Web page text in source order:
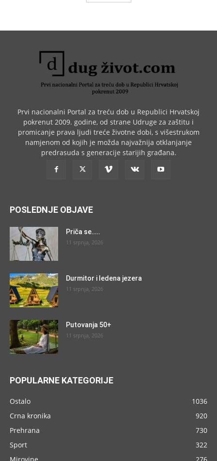
Prvi nacionalni Portal za treću dob u Republici Hrvatskoj
pokrenut 2009. godine, od strane Udruge za zaštitu i
promicanje prava ljudi treće životne dobi, s višestrukom
namjenom od kojih je možda najvažnija otklanjanje
predrasuda s generacije starijih građana.
POSLEDNJE OBJAVE
Priča se…..
11 srpnja, 2026
Durmitor i ledena jezera
11 srpnja, 2026
Putovanja 50+
11 srpnja, 2026
POPULARNE KATEGORIJE
Ostalo
1036
Crna kronika
920
Prehrana
730
Sport
322